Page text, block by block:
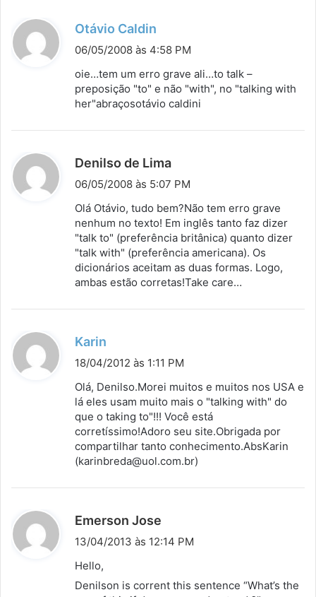
Otávio Caldin
i
s
e
06/05/2008 às 4:58 PM
oie…tem um erro grave ali…to talk –
preposição "to" e não "with", no "talking with
her"abraçosotávio caldini
Denilso de Lima
s
e
:
06/05/2008 às 5:07 PM
Olá Otávio, tudo bem?Não tem erro grave
nenhum no texto! Em inglês tanto faz dizer
"talk to" (preferência britânica) quanto dizer
"talk with" (preferência americana). Os
dicionários aceitam as duas formas. Logo,
ambas estão corretas!Take care…
Karin
i
s
e
:
18/04/2012 às 1:11 PM
Olá, Denilso.Morei muitos e muitos nos USA e
lá eles usam muito mais o "talking with" do
que o taking to"!!! Você está
corretíssimo!Adoro seu site.Obrigada por
compartilhar tanto conhecimento.AbsKarin
(karinbreda@uol.com.br)
Emerson Jose
i
13/04/2013 às 12:14 PM
Hello,
Denilson is corrent this sentence “What’s the